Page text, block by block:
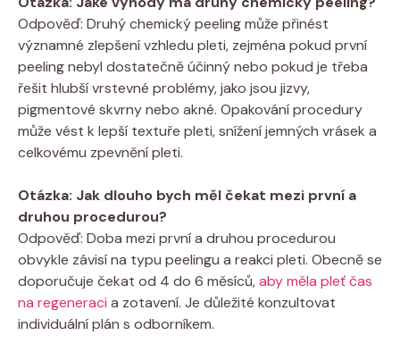
Odpověď: Druhý chemický peeling⁢ může přinést
významné zlepšení vzhledu pleti, zejména pokud první
peeling nebyl dostatečně účinný‍ nebo pokud je třeba
řešit⁢ hlubší ⁢vrstevné problémy, jako ‌jsou jizvy,
pigmentové skvrny nebo akné. Opakování procedury
může vést k lepší textuře pleti, snížení jemných ⁤vrásek ⁤a
celkovému‌ zpevnění pleti.
Otázka: Jak dlouho bych měl čekat mezi první a
druhou procedurou?
Odpověď: Doba⁤ mezi první a druhou procedurou
obvykle závisí na typu peelingu a ‍reakci pleti. Obecně se
doporučuje čekat od‌ 4 do 6 měsíců,aby měla pleť čas
na regeneraci a zotavení. Je důležité konzultovat
individuální plán s odborníkem.